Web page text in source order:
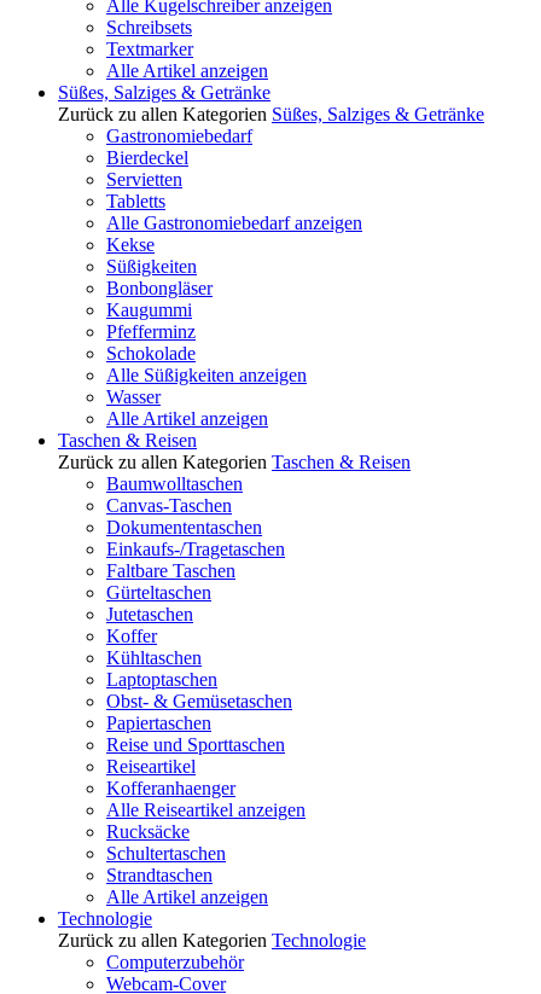
Alle Kugelschreiber anzeigen
Schreibsets
Textmarker
Alle Artikel anzeigen
Süßes, Salziges & Getränke
Zurück zu allen Kategorien Süßes, Salziges & Getränke
Gastronomiebedarf
Bierdeckel
Servietten
Tabletts
Alle Gastronomiebedarf anzeigen
Kekse
Süßigkeiten
Bonbongläser
Kaugummi
Pfefferminz
Schokolade
Alle Süßigkeiten anzeigen
Wasser
Alle Artikel anzeigen
Taschen & Reisen
Zurück zu allen Kategorien Taschen & Reisen
Baumwolltaschen
Canvas-Taschen
Dokumententaschen
Einkaufs-/Tragetaschen
Faltbare Taschen
Gürteltaschen
Jutetaschen
Koffer
Kühltaschen
Laptoptaschen
Obst- & Gemüsetaschen
Papiertaschen
Reise und Sporttaschen
Reiseartikel
Kofferanhaenger
Alle Reiseartikel anzeigen
Rucksäcke
Schultertaschen
Strandtaschen
Alle Artikel anzeigen
Technologie
Zurück zu allen Kategorien Technologie
Computerzubehör
Webcam-Cover